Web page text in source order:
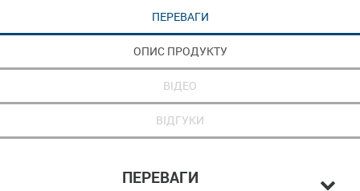
ПЕРЕВАГИ
ОПИС ПРОДУКТУ
ВІДЕО
ВІДГУКИ
ПЕРЕВАГИ